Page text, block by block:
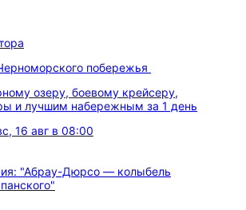
побережья
озеру, боевому крейсеру,
и лучшим набережным за 1 день
16 авг в 08:00